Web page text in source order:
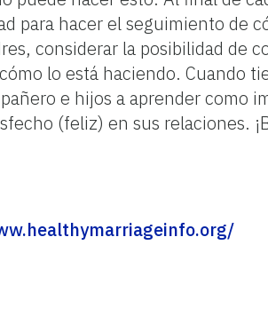
para hacer el seguimiento de
considerar la posibilidad de
lo está haciendo. Cuando
e hijos a aprender como
(feliz) en sus relaciones.